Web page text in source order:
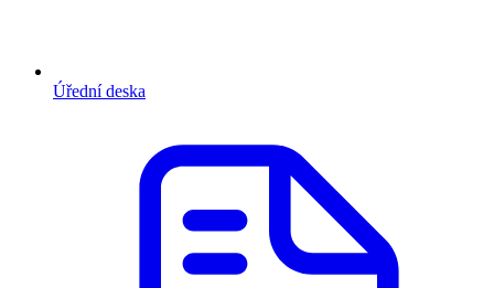
Úřední deska